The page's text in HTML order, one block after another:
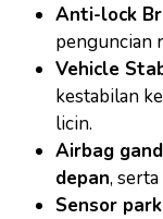
Anti-lock
penguncian
Vehicle
kestabilan
licin.
Airbag
depan,
Sensor